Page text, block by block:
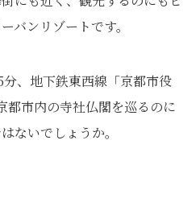
バンリゾートです。
、地下鉄東西線「京都市役
都市内の寺社仏閣を巡るのに
ないでしょうか。